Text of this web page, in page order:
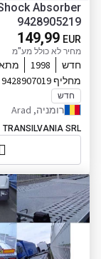
Absorber
9428905219
149,99 EUR
מחיר לא כולל מע"מ
חדש 1998
מחליף OEM: 9428907019
חדש
רומניה, Arad
TRANSILVANIA SRL